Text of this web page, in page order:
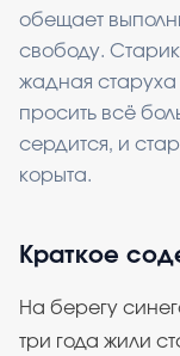
обещает
свободу.
жадная старуха
просить всё
сердится, и
корыта.
Краткое
На берегу
три года жили